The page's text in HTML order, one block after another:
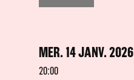
MER. 14 JANV. 2026
20:00